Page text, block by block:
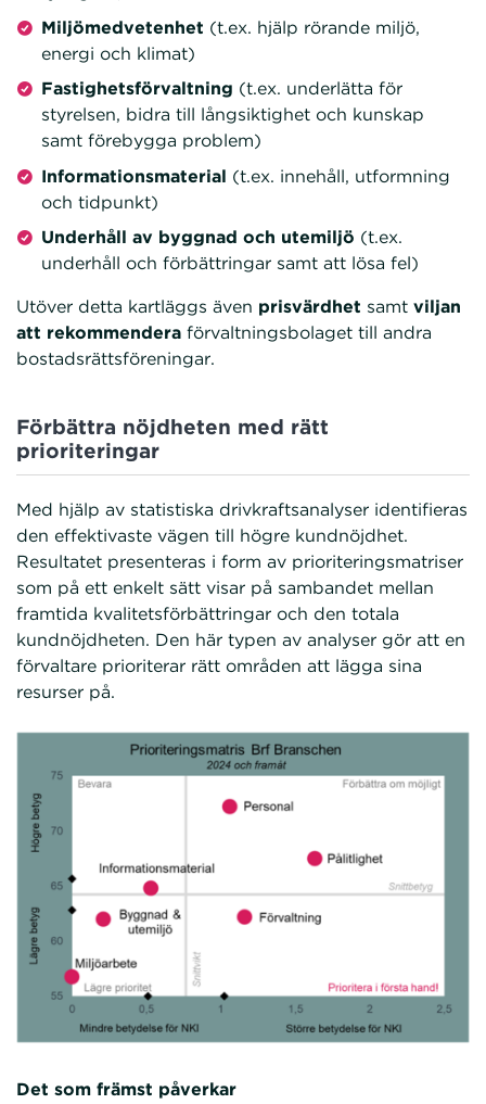
Miljömedvetenhet (t.ex. hjälp rörande miljö,
energi och klimat)
Fastighetsförvaltning (t.ex. underlätta för
styrelsen, bidra till långsiktighet och kunskap
samt förebygga problem)
Informationsmaterial (t.ex. innehåll, utformning
och tidpunkt)
Underhåll av byggnad och utemiljö (t.ex.
underhåll och förbättringar samt att lösa fel)
Utöver detta kartläggs även prisvärdhet samt viljan
att rekommendera förvaltningsbolaget till andra
bostadsrättsföreningar.
Förbättra nöjdheten med rätt
prioriteringar
Med hjälp av statistiska drivkraftsanalyser identifieras
den effektivaste vägen till högre kundnöjdhet.
Resultatet presenteras i form av prioriteringsmatriser
som på ett enkelt sätt visar på sambandet mellan
framtida kvalitetsförbättringar och den totala
kundnöjdheten. Den här typen av analyser gör att en
förvaltare prioriterar rätt områden att lägga sina
resurser på.
Det som främst påverkar